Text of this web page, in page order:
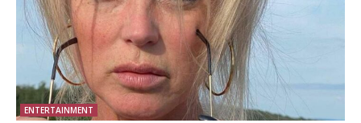
ENTERTAINMENT